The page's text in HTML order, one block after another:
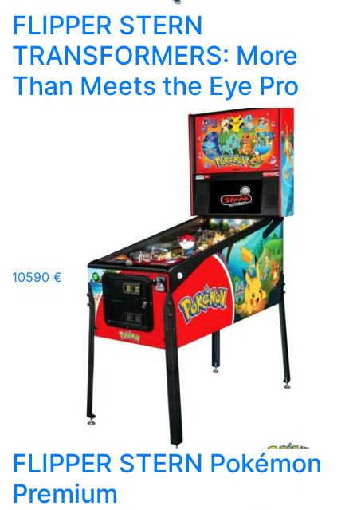
FLIPPER STERN
TRANSFORMERS: More
Than Meets the Eye Pro
10590 €
FLIPPER STERN Pokémon
Premium